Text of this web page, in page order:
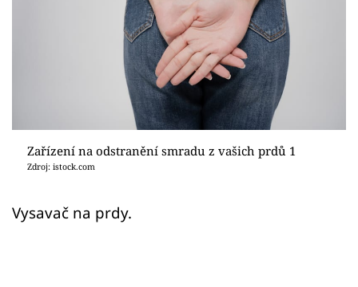
Sledujte prima+
Zařízení na odstranění smradu z vašich prdů 1
Zdroj: istock.com
Vysavač na prdy.